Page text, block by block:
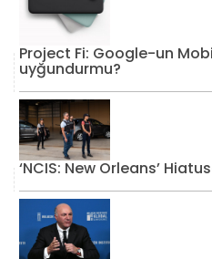
Project Fi: Google-un
uyğundurmu?
‘NCIS: New Orleans’